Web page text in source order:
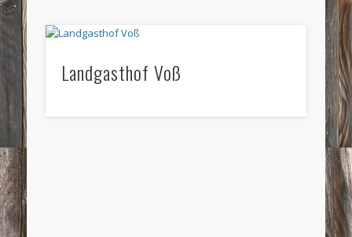
Landgasthof Voß